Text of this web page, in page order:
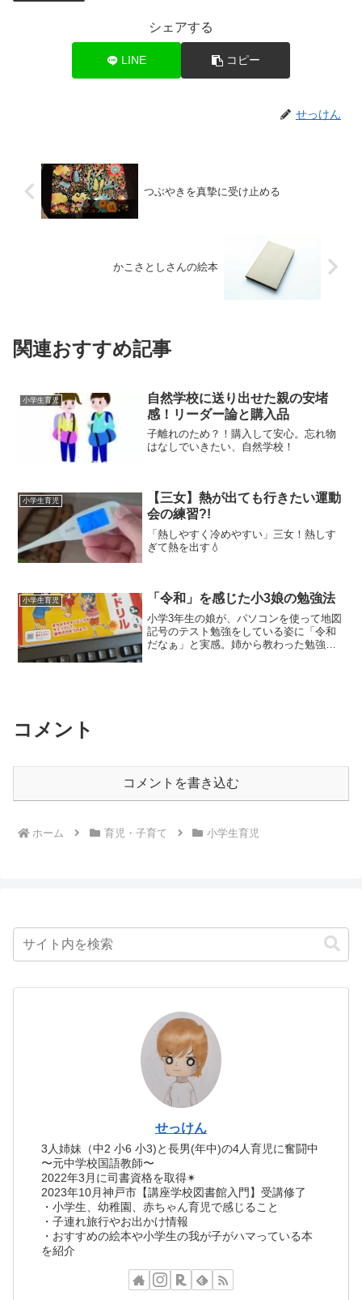
シェアする
LINE コピー
せっけん
つぶやきを真摯に受け止める
かこさとしさんの絵本
関連おすすめ記事
小学生育児
自然学校に送り出せた親の安堵
感！リーダー論と購入品
子離れのため？！購入して安心。忘れ物
はなしでいきたい、自然学校！
小学生育児
【三女】熱が出ても行きたい運動
会の練習?!
「熱しやすく冷めやすい」三女！熱しす
ぎて熱を出す💧
小学生育児 「令和」を感じた小3娘の勉強法
小学3年生の娘が、パソコンを使って地図
記号のテスト勉強をしている姿に「令和
だなぁ」と実感。姉から教わった勉強法
コメント
コメントを書き込む
ホーム 育児・子育て 小学生育児
せっけん
3人姉妹（中2 小6 小3)と長男(年中)の4人育児に奮闘中
〜元中学校国語教師〜
2022年3月に司書資格を取得✴︎
2023年10月神戸市【講座学校図書館入門】受講修了
・小学生、幼稚園、赤ちゃん育児で感じること
・子連れ旅行やお出かけ情報
・おすすめの絵本や小学生の我が子がハマっている本
を紹介